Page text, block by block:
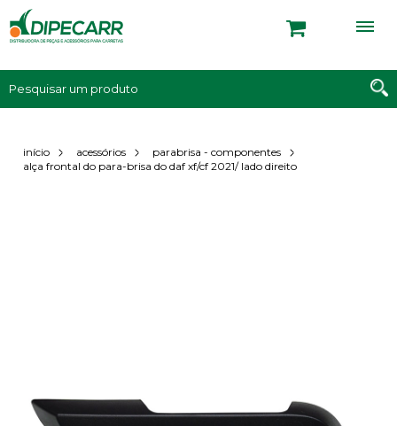
início acessórios
parabrisa - componentes
alça frontal do para-brisa do daf xf/cf 2021/ lado direito